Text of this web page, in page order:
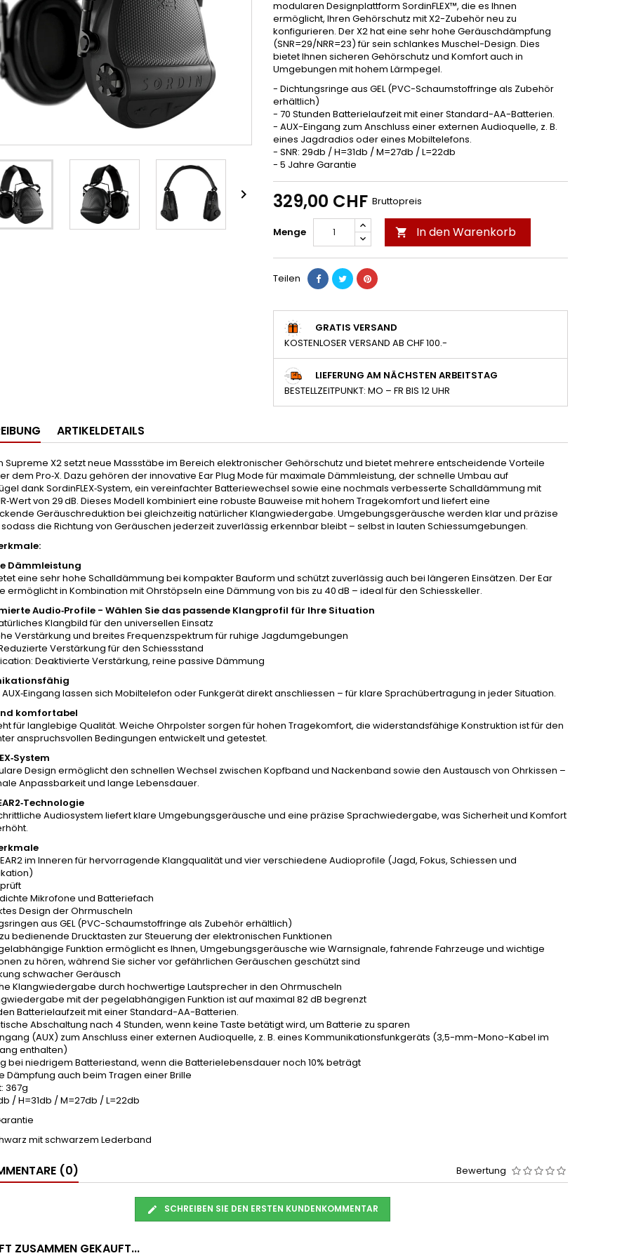

modularen Designplattform SordinFLEX™, die es Ihnen
ermöglicht, Ihren Gehörschutz mit X2-Zubehör neu zu
konfigurieren. Der X2 hat eine sehr hohe Geräuschdämpfung
(SNR=29/NRR=23) für sein schlankes Muschel-Design. Dies
bietet Ihnen sicheren Gehörschutz und Komfort auch in
Umgebungen mit hohem Lärmpegel.
- Dichtungsringe aus GEL (PVC-Schaumstoffringe als Zubehör
erhältlich)
- 70 Stunden Batterielaufzeit mit einer Standard-AA-Batterien.
- AUX-Eingang zum Anschluss einer externen Audioquelle, z. B.
eines Jagdradios oder eines Mobiltelefons.
- SNR: 29db / H=31db / M=27db / L=22db
- 5 Jahre Garantie
329,00 CHF Bruttopreis
Menge  In den Warenkorb
Teilen
GRATIS VERSAND
KOSTENLOSER VERSAND AB CHF 100.-
LIEFERUNG AM NÄCHSTEN ARBEITSTAG
BESTELLZEITPUNKT: MO – FR BIS 12 UHR
ARTIKELDETAILS
Supreme X2 setzt neue Massstäbe im Bereich elektronischer Gehörschutz und bietet mehrere entscheidende Vorteile
dem Pro‑X. Dazu gehören der innovative Ear Plug Mode für maximale Dämmleistung, der schnelle Umbau auf
dank SordinFLEX‑System, ein vereinfachter Batteriewechsel sowie eine nochmals verbesserte Schalldämmung mit
von 29 dB. Dieses Modell kombiniert eine robuste Bauweise mit hohem Tragekomfort und liefert eine
Geräuschreduktion bei gleichzeitig natürlicher Klangwiedergabe. Umgebungsgeräusche werden klar und präzise
die Richtung von Geräuschen jederzeit zuverlässig erkennbar bleibt – selbst in lauten Schiessumgebungen.
Dämmleistung
eine sehr hohe Schalldämmung bei kompakter Bauform und schützt zuverlässig auch bei längeren Einsätzen. Der Ear
ermöglicht in Kombination mit Ohrstöpseln eine Dämmung von bis zu 40 dB – ideal für den Schiesskeller.
Audio‑Profile - Wählen Sie das passende Klangprofil für Ihre Situation
Klangbild für den universellen Einsatz
Verstärkung und breites Frequenzspektrum für ruhige Jagdumgebungen
Verstärkung für den Schiessstand
Deaktivierte Verstärkung, reine passive Dämmung
lassen sich Mobiltelefon oder Funkgerät direkt anschliessen – für klare Sprachübertragung in jeder Situation.
komfortabel
für langlebige Qualität. Weiche Ohrpolster sorgen für hohen Tragekomfort, die widerstandsfähige Konstruktion ist für den
anspruchsvollen Bedingungen entwickelt und getestet.
Design ermöglicht den schnellen Wechsel zwischen Kopfband und Nackenband sowie den Austausch von Ohrkissen –
Anpassbarkeit und lange Lebensdauer.
Audiosystem liefert klare Umgebungsgeräusche und eine präzise Sprachwiedergabe, was Sicherheit und Komfort
im Inneren für hervorragende Klangqualität und vier verschiedene Audioprofile (Jagd, Fokus, Schiessen und
Mikrofone und Batteriefach
Design der Ohrmuscheln
aus GEL (PVC-Schaumstoffringe als Zubehör erhältlich)
bedienende Drucktasten zur Steuerung der elektronischen Funktionen
Funktion ermöglicht es Ihnen, Umgebungsgeräusche wie Warnsignale, fahrende Fahrzeuge und wichtige
zu hören, während Sie sicher vor gefährlichen Geräuschen geschützt sind
schwacher Geräusch
Klangwiedergabe durch hochwertige Lautsprecher in den Ohrmuscheln
mit der pegelabhängigen Funktion ist auf maximal 82 dB begrenzt
Batterielaufzeit mit einer Standard-AA-Batterien.
Abschaltung nach 4 Stunden, wenn keine Taste betätigt wird, um Batterie zu sparen
(AUX) zum Anschluss einer externen Audioquelle, z. B. eines Kommunikationsfunkgeräts (3,5-mm-Mono-Kabel im
enthalten)
bei niedrigem Batteriestand, wenn die Batterielebensdauer noch 10% beträgt
Dämpfung auch beim Tragen einer Brille
367g
/ H=31db / M=27db / L=22db
mit schwarzem Lederband
(0) Bewertung
SCHREIBEN SIE DEN ERSTEN KUNDENKOMMENTAR
ZUSAMMEN GEKAUFT...